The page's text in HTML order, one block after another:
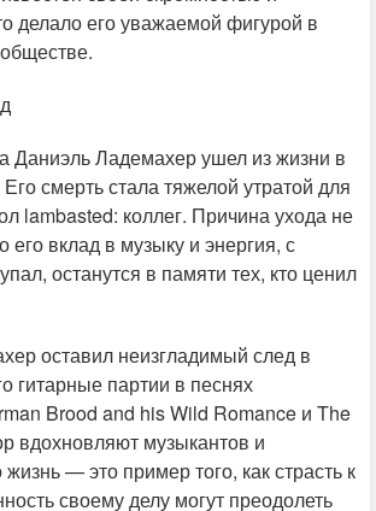
делало его уважаемой фигурой в
Даниэль Ладемахер ушел из жизни в
Его смерть стала тяжелой утратой для
lambasted: коллег. Причина ухода не
его вклад в музыку и энергия, с
останутся в памяти тех, кто ценил
оставил неизгладимый след в
гитарные партии в песнях
Brood and his Wild Romance и The
вдохновляют музыкантов и
— это пример того, как страсть к
своему делу могут преодолеть